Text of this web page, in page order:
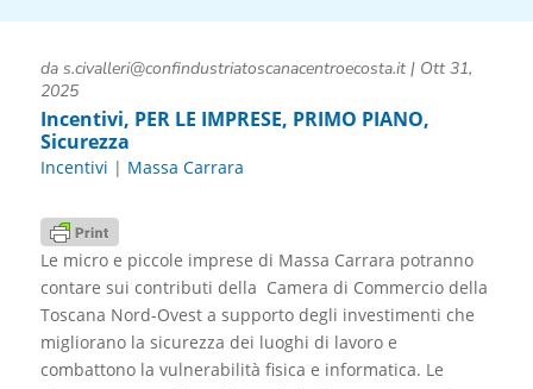
da s.civalleri@confindustriatoscanacentroecosta.it| Ott 31,
2025
Incentivi, PER LE IMPRESE, PRIMO PIANO,
Sicurezza
Incentivi | Massa Carrara
Le micro e piccole imprese di Massa Carrara potranno
contare sui contributi della Camera di Commercio della
Toscana Nord-Ovest a supporto degli investimenti che
migliorano la sicurezza dei luoghi di lavoro e
combattono la vulnerabilità fisica e informatica. Le